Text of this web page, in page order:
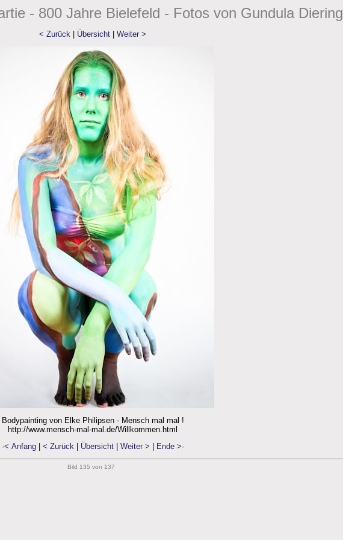
- 800 Jahre Bielefeld - Fotos von Gundula Diering
< Zurück Übersicht Weiter >
Bodypainting von Elke Philipsen - Mensch mal mal !
http://www.mensch-mal-mal.de/Willkommen.html
·< Anfang| < Zurück| Übersicht| Weiter > Ende >·
Bild 135 von 137